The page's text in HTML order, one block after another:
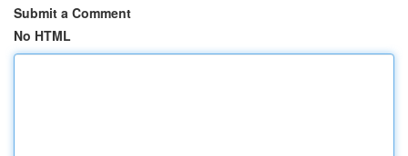
Submit a Comment
No HTML